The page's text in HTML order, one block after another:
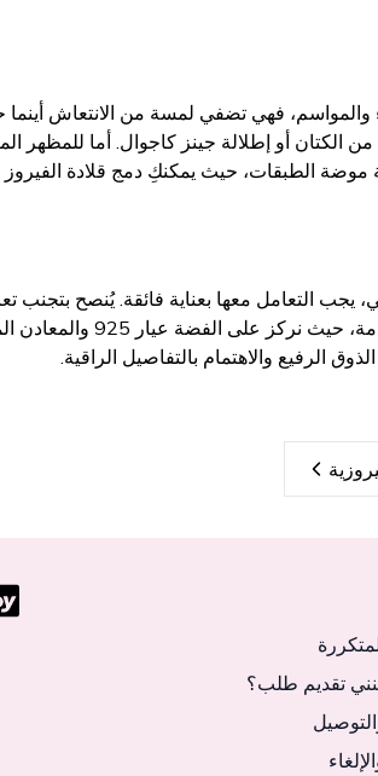
فهي تضفي لمسة من الانتعاش أينما
أو إطلالة جينز كاجوال. أما للمظهر
الطبقات، حيث يمكنكِ دمج قلادة
يجب التعامل معها بعناية فائقة. يُنصح بتجنب
مثل العطور أو مواد التنظيف، مباشرة. نحن
الرفيع والاهتمام بالتفاصيل الراقية.
تقديم طلب؟